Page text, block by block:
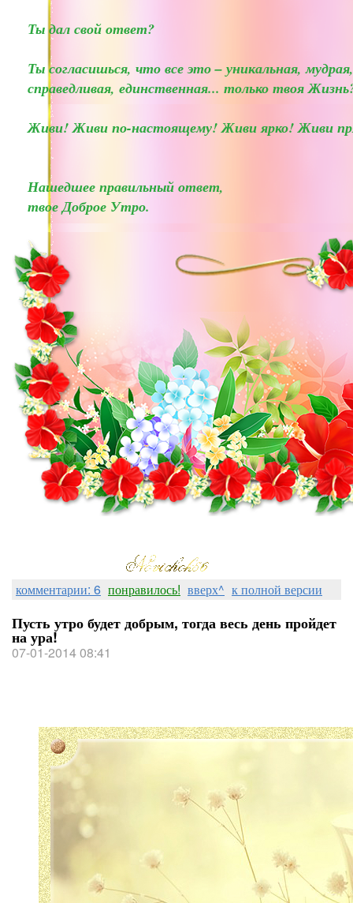
Ты дал свой ответ?
Ты согласишься, что все это – уникальная,
справедливая, единственная... только твоя
Живи! Живи по-настоящему! Живи ярко! Живи
Нашедшее правильный ответ,
твое Доброе Утро.
комментарии: 6 понравилось! вверх^ к полной версии
Пусть утро будет добрым, тогда весь день пройдет
на ура!
07-01-2014 08:41